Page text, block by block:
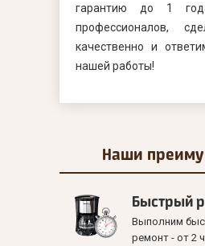
гарантию до 1
профессионалов,
качественно и
нашей работы!
Наши
Быстрый
Выполним
ремонт - от 2